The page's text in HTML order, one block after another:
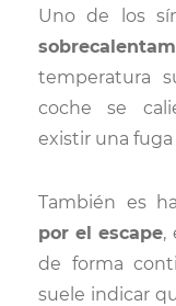
Uno de los
temperatura
coche se
existir una
También es
por el escape,
de forma
suele indicar